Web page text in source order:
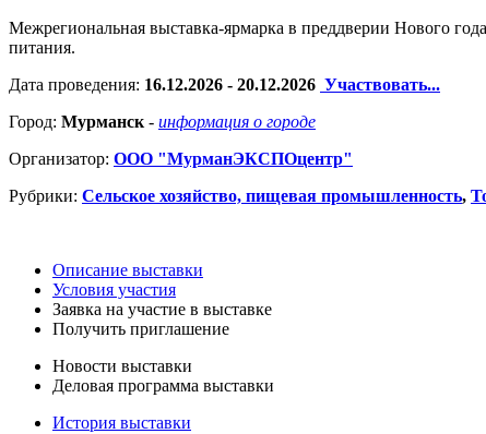
Межрегиональная выставка-ярмарка в преддверии Нового
питания.
Дата проведения: 16.12.2026 - 20.12.2026 Участвовать...
Город: Мурманск - информация о городе
Организатор: ООО "МурманЭКСПОцентр"
Рубрики: Сельское хозяйство, пищевая промышленность,
Описание выставки
Условия участия
Заявка на участие в выставке
Получить приглашение
Новости выставки
Деловая программа выставки
История выставки